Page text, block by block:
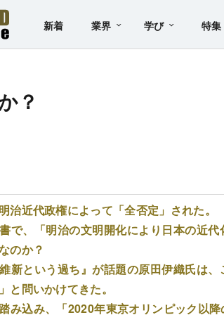
新着 業界 学び 特集
？
治近代政権によって「全否定」された。
で、「明治の文明開化により日本の近代
のか？
新という過ち』が話題の原田伊織氏は
と問いかけてきた。
み込み、「2020年東京オリンピック以